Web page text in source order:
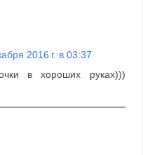
2016 г. в 03:37
в хороших руках)))